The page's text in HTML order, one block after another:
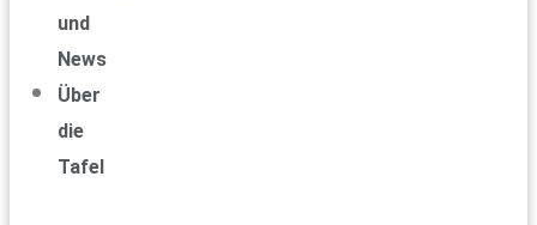
und
News
Über
die
Tafel